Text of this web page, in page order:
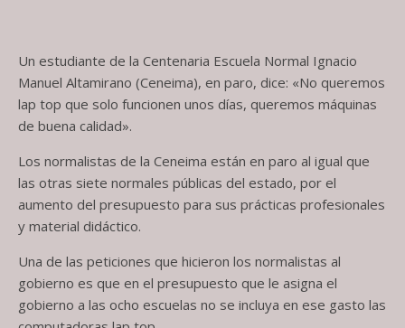
Un estudiante de la Centenaria Escuela Normal Ignacio
Manuel Altamirano (Ceneima), en paro, dice: «No queremos
lap top que solo funcionen unos días, queremos máquinas
de buena calidad».
Los normalistas de la Ceneima están en paro al igual que
las otras siete normales públicas del estado, por el
aumento del presupuesto para sus prácticas profesionales
y material didáctico.
Una de las peticiones que hicieron los normalistas al
gobierno es que en el presupuesto que le asigna el
gobierno a las ocho escuelas no se incluya en ese gasto las